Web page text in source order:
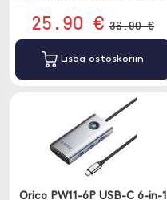
25.90 € 36.90 €
Lisää ostoskoriin
Orico PW11-6P USB-C 6-in-1